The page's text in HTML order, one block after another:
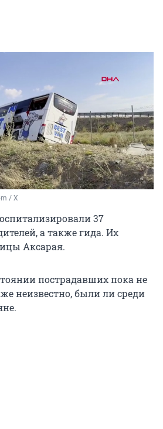
/ X
37
а также гида. Их
Аксарая.
пострадавших пока не
неизвестно, были ли среди